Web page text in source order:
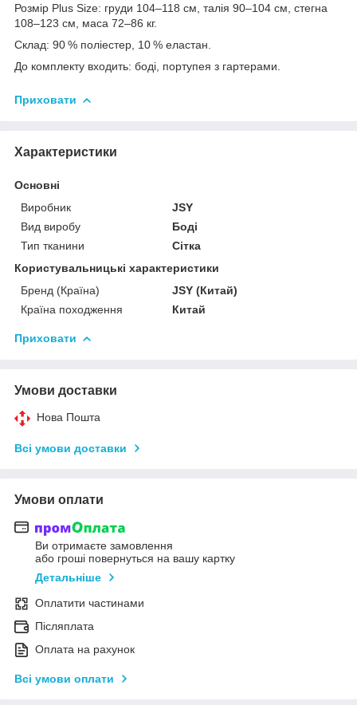
Розмір Plus Size: груди 104–118 см, талія 90–104 см, стегна
108–123 см, маса 72–86 кг.
Склад: 90 % поліестер, 10 % еластан.
До комплекту входить: боді, портупея з гартерами.
Приховати
Характеристики
Основні
Виробник
JSY
Вид виробу
Боді
Тип тканини
Сітка
Користувальницькі характеристики
Бренд (Країна)
JSY (Китай)
Країна походження
Китай
Приховати
Умови доставки
Нова Пошта
Всі умови доставки
Умови оплати
Ви отримаєте замовлення
або гроші повернуться на вашу картку
Детальніше
Оплатити частинами
Післяплата
Оплата на рахунок
Всі умови оплати